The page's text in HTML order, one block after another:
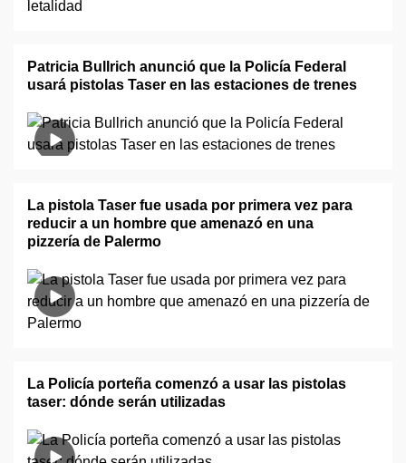
Patricia Bullrich anunció que la Policía Federal
usará pistolas Taser en las estaciones de trenes
La pistola Taser fue usada por primera vez para
reducir a un hombre que amenazó en una
pizzería de Palermo
La Policía porteña comenzó a usar las pistolas
taser: dónde serán utilizadas